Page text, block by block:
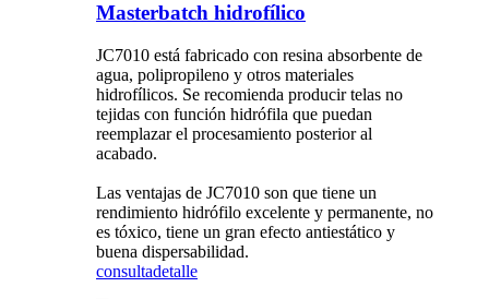
Masterbatch hidrofílico
JC7010 está fabricado con resina absorbente de
agua, polipropileno y otros materiales
hidrofílicos. Se recomienda producir telas no
tejidas con función hidrófila que puedan
reemplazar el procesamiento posterior al
acabado.
Las ventajas de JC7010 son que tiene un
rendimiento hidrófilo excelente y permanente, no
es tóxico, tiene un gran efecto antiestático y
buena dispersabilidad.
consultadetalle